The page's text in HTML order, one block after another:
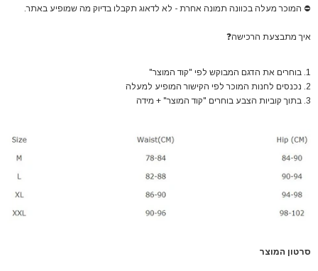
⛔ המוכר מעלה בכוונה תמונה אחרת - לא לדאוג תקבלו בדיוק מה שמופיע באתר.
איך מתבצעת הרכישה❓
1. בוחרים את הדגם המבוקש לפי "קוד המוצר"
2. נכנסים לחנות המוכר לפי הקישור המופיע למעלה
3. בתוך קוביות הצבע בוחרים "קוד המוצר" + מידה
סרטון המוצר